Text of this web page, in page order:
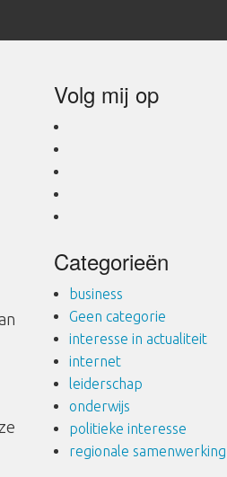
Volg mij op
Categorieën
business
Geen categorie
interesse in actualiteit
internet
leiderschap
onderwijs
politieke interesse
regionale samenwerking